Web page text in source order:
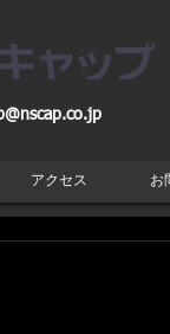
アクセス お